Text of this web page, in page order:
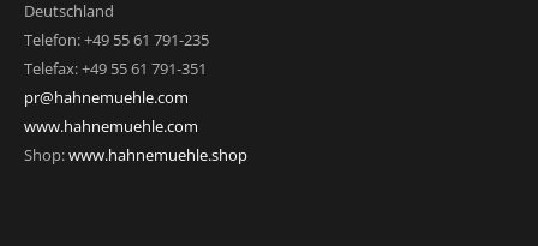
Deutschland
Telefon: +49 55 61 791-235
Telefax: +49 55 61 791-351
pr@hahnemuehle.com
www.hahnemuehle.com
Shop:www.hahnemuehle.shop